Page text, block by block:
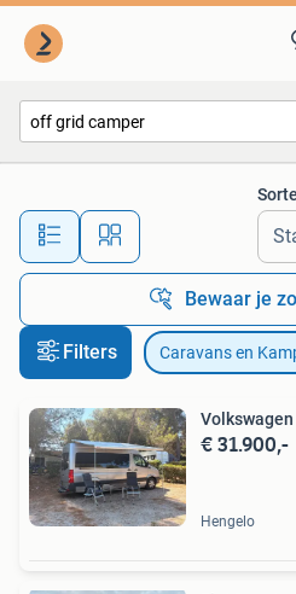
Alle
Bewaar je
Filters Caravans en
€ 31.900,-
Hengelo